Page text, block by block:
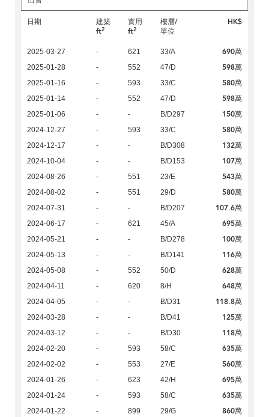
日期
建築
ft2
實用
ft2
樓層/
單位
HK$
2025-03-27 - 621 33/A 690萬
2025-01-28 - 552 47/D 598萬
2025-01-16 - 593 33/C 580萬
2025-01-14 - 552 47/D 598萬
2025-01-06 - - B/D297 150萬
2024-12-27 - 593 33/C 580萬
2024-12-17 - - B/D308 132萬
2024-10-04 - - B/D153 107萬
2024-08-26 - 551 23/E 543萬
2024-08-02 - 551 29/D 580萬
2024-07-31 - - B/D207 107.6萬
2024-06-17 - 621 45/A 695萬
2024-05-21 - - B/D278 100萬
2024-05-13 - - B/D141 116萬
2024-05-08 - 552 50/D 628萬
2024-04-11 - 620 8/H 648萬
2024-04-05 - - B/D31 118.8萬
2024-03-28 - - B/D41 125萬
2024-03-12 - - B/D30 118萬
2024-02-20 - 593 58/C 635萬
2024-02-02 - 553 27/E 560萬
2024-01-26 - 623 42/H 695萬
2024-01-24 - 593 58/C 635萬
2024-01-22 - 899 29/G 860萬